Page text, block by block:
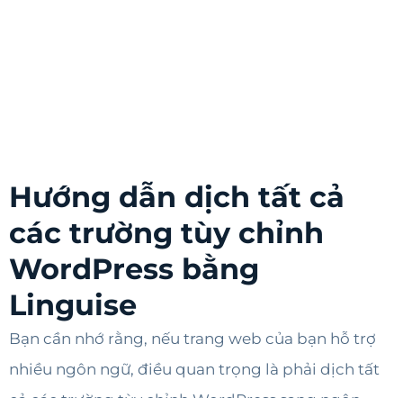
Hướng dẫn dịch tất cả
các trường tùy chỉnh
WordPress bằng
Linguise
Bạn cần nhớ rằng, nếu trang web của bạn hỗ trợ
nhiều ngôn ngữ, điều quan trọng là phải dịch tất